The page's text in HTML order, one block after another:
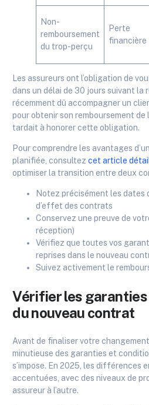
Non-
remboursement
du trop-perçu
Perte
financière
Les assureurs ont l’obligation de
dans un délai de 30 jours suivant la
récemment dû accompagner un
pour obtenir son remboursement de
tardait à honorer cette obligation.
Pour comprendre les avantages
planifiée, consultezcet article
optimiser la transition entre deux
Notez précisément les dates
d’effet des contrats
Conservez une preuve de
réception)
Vérifiez que toutes vos
reprises dans le nouveau
Suivez activement le
Vérifier les
du nouveau contrat
Avant de finaliser votre changement
minutieuse des garanties et
s’impose. En 2025, les différences
accentuées, avec des niveaux de
assureur à l’autre.